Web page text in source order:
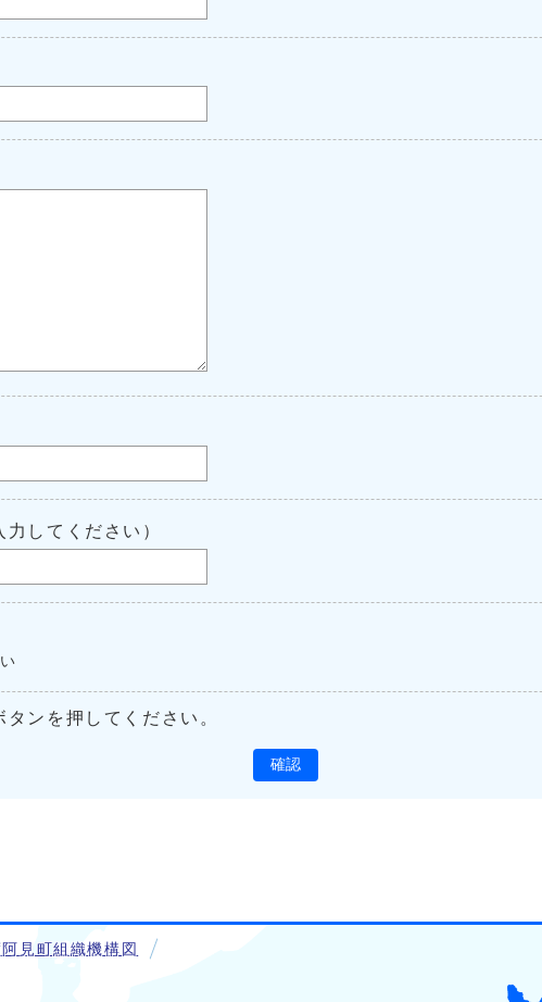
してください）
ンを押してください。
確認
見町組織機構図